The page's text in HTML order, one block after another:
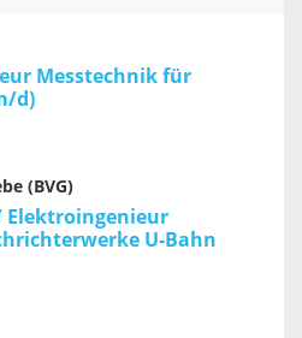
Messtechnik für
d)
(BVG)
U-Bahn